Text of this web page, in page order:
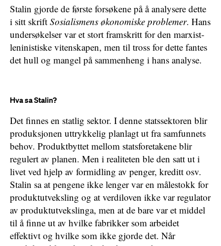
Stalin gjorde de første forsøkene på å analysere dette
i sitt skrift Sosialismens økonomiske problemer. Hans
undersøkelser var et stort framskritt for den marxist-
leninistiske vitenskapen, men til tross for dette fantes
det hull og mangel på sammenheng i hans analyse.
Hva sa Stalin?
Det finnes en statlig sektor. I denne statssektoren blir
produksjonen uttrykkelig planlagt ut fra samfunnets
behov. Produktbyttet mellom statsforetakene blir
regulert av planen. Men i realiteten ble den satt ut i
livet ved hjelp av formidling av penger, kreditt osv.
Stalin sa at pengene ikke lenger var en målestokk for
produktutveksling og at verdiloven ikke var regulator
av produktutvekslinga, men at de bare var et middel
til å finne ut av hvilke fabrikker som arbeidet
effektivt og hvilke som ikke gjorde det. Når